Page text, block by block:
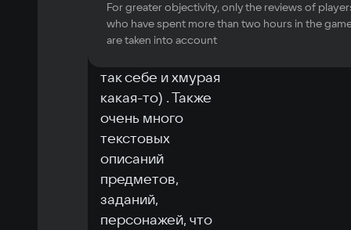
Windows 10, Windows 7, Windows 8,
Windows 8.1, Windows 11
Intel Core i7-4790 или AMD Ryzen 7 2700X
Video card
NVIDIA GeForce RTX 3060 или AMD
Radeon RX 6600 XT
Space
продолжении меч
и магии 8, прям
так себе и хмурая
какая-то) . Также
очень много
текстовых
описаний
предметов,
заданий,
персонажей, что
For greater objectivity, only the reviews of
who have spent more than two hours in the
are taken into account